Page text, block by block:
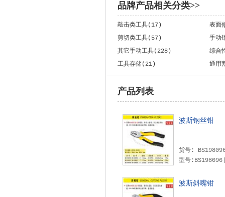
品牌产品相关分类>>
敲击类工具(17)
表面
剪切类工具(57)
手动
其它手动工具(228)
综合
工具存储(21)
通用
产品列表
波斯钢丝钳
货号:
型号
波斯斜嘴钳